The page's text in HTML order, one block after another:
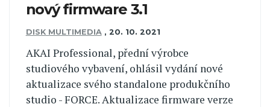
nový firmware 3.1
DISK MULTIMEDIA , 20. 10. 2021
AKAI Professional, přední výrobce
studiového vybavení, ohlásil vydání nové
aktualizace svého standalone produkčního
studio - FORCE. Aktualizace firmware verze